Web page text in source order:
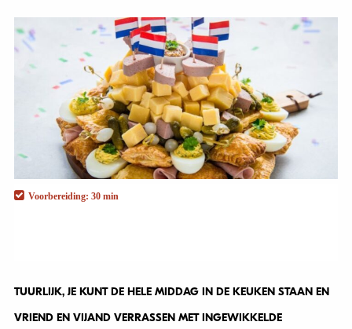
Voorbereiding: 30 min
TUURLIJK, JE KUNT DE HELE MIDDAG IN DE KEUKEN STAAN EN
VRIEND EN VIJAND VERRASSEN MET INGEWIKKELDE